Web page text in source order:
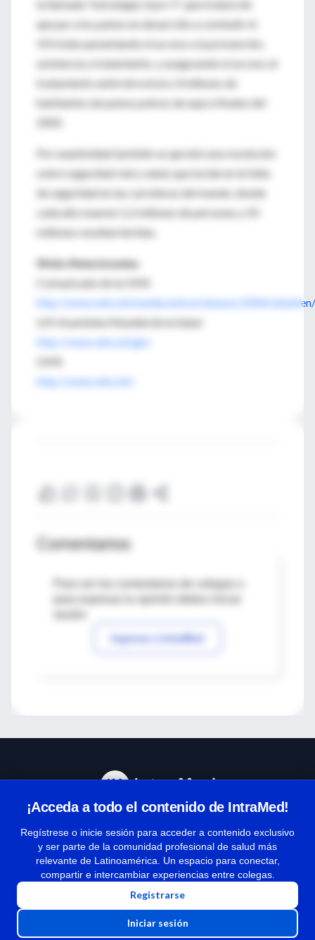
la llamada "estrategia 3 por 5", que tratará de
apoyar a los países en desarrollo a combatir el
VIH/sida aumentando el acceso a la prevención,
asistencia y tratamiento, y asegurando el acceso al
tratamiento antirretroviral a 3 millones de
habitantes de países pobres de aquí a finales del
2005.
Por unanimidad también se aprobó una resolución
sobre seguridad vial y salud, que incide en la falta
de seguridad en las carreteras del mundo, donde
cada año mueren 1,2 millones de personas y 50
millones resultan heridas.
Webs Relacionadas
Comunicado de la OMS
http://www.who.int/mediacentre/releases/2004/wha4/en/
LVII Asamblea Mundial de la Salud
http://www.who.int/gb/
OMS
http://www.who.int/
Comentarios
Para ver los comentarios de colegas o
Ingresar a IntraMed
¡Acceda a todo el contenido de IntraMed!
Regístrese o inicie sesión para acceder a contenido exclusivo
y ser parte de la comunidad profesional de salud más
relevante de Latinoamérica. Un espacio para conectar,
compartir e intercambiar experiencias entre colegas.
Registrarse
Iniciar sesión
Términos y condiciones
| Políticas de privacidad
| Todos los derechos reservados | Copyright 1997-2026